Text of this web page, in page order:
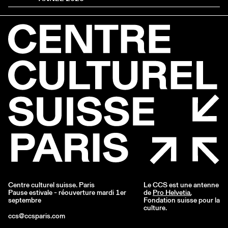
Centre culturel suisse. Paris
Pause estivale - réouverture mardi 1er
septembre
ccs@ccsparis.com
Le CCS est une antenne
de Pro Helvetia,
Fondation suisse pour la
culture.